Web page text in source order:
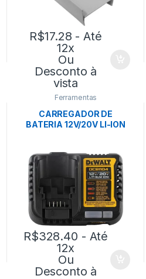
R$17.28 - Até
12x
Ou
Desconto à
vista
Ferramentas
CARREGADOR DE
BATERIA 12V/20V LI-ION
R$328.40 - Até
12x
Ou
Desconto à